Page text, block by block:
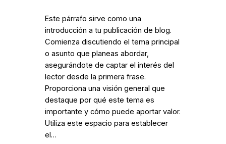
Este párrafo sirve como una
introducción a tu publicación de blog.
Comienza discutiendo el tema principal
o asunto que planeas abordar,
asegurándote de captar el interés del
lector desde la primera frase.
Proporciona una visión general que
destaque por qué este tema es
importante y cómo puede aportar valor.
Utiliza este espacio para establecer
el…